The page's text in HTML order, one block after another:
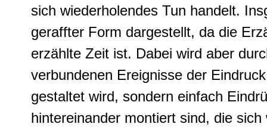
sich wiederholendes Tun handelt.
geraffter Form dargestellt, da die
erzählte Zeit ist. Dabei wird aber
verbundenen Ereignisse der
gestaltet wird, sondern einfach
hintereinander montiert sind, die